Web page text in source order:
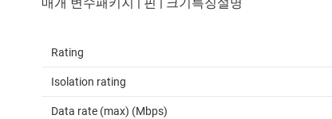
Rating
Isolation rating
Data rate (max) (Mbps)